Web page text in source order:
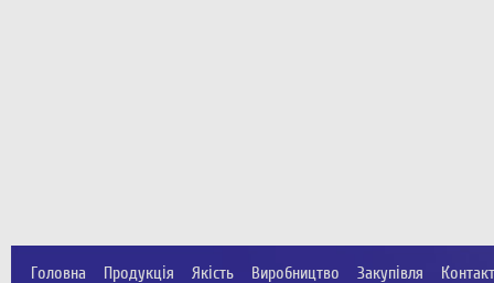
Головна Продукція Якість Виробництво Закупівля